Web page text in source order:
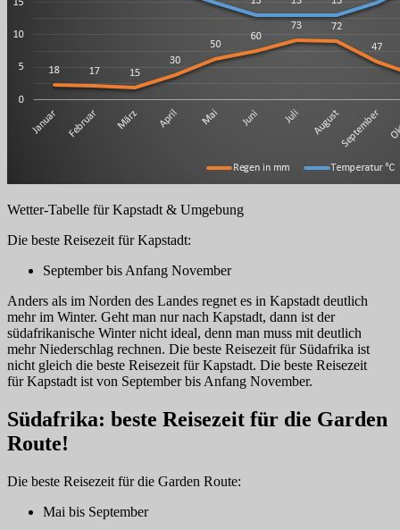
Wetter-Tabelle für Kapstadt & Umgebung
Die beste Reisezeit für Kapstadt:
September bis Anfang November
Anders als im Norden des Landes regnet es in Kapstadt deutlich
mehr im Winter. Geht man nur nach Kapstadt, dann ist der
südafrikanische Winter nicht ideal, denn man muss mit deutlich
mehr Niederschlag rechnen. Die beste Reisezeit für Südafrika ist
nicht gleich die beste Reisezeit für Kapstadt. Die beste Reisezeit
für Kapstadt ist von September bis Anfang November.
Südafrika: beste Reisezeit für die Garden
Route!
Die beste Reisezeit für die Garden Route:
Mai bis September